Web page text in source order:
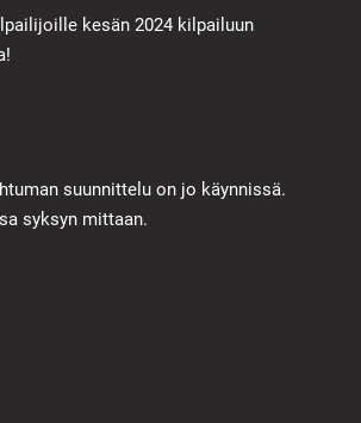
kesän 2024 kilpailuun
suunnittelu on jo käynnissä.
syksyn mittaan.